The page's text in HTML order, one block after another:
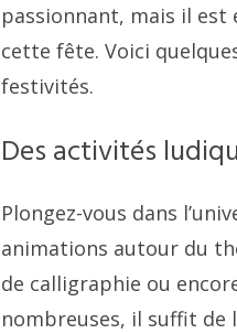
passionnant, mais il est
cette fête. Voici
festivités.
Des activités
Plongez-vous dans
animations autour du
de calligraphie ou
nombreuses, il suffit de